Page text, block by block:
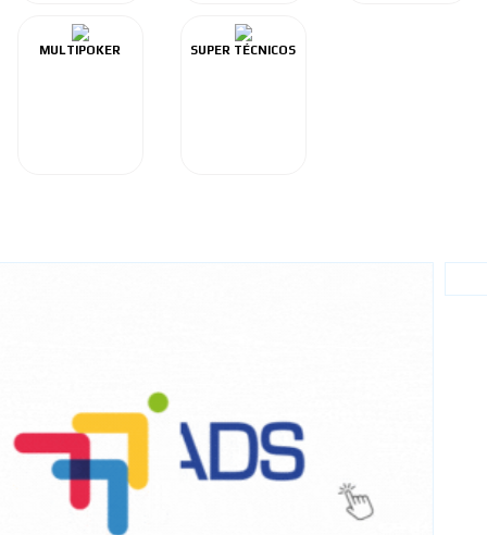
MULTIPOKER SUPER TÉCNICOS